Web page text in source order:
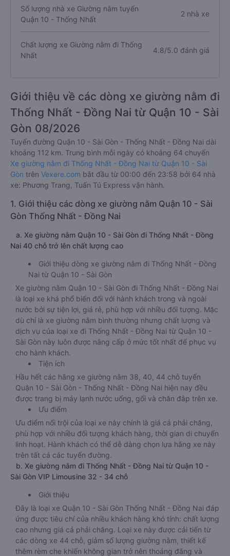
Số lượng nhà xe Giường nằm tuyến
Quận 10 - Thống Nhất
2 nhà xe
Chất lượng xe Giường nằm đi Thống
Nhất
4.8/5.0 đánh giá
Giới thiệu về các dòng xe giường nằm đi
Thống Nhất - Đồng Nai từ Quận 10 - Sài
Gòn 08/2026
Tuyến đường Quận 10 - Sài Gòn - Thống Nhất - Đồng Nai dài
khoảng 112 km. Trung bình mỗi ngày có khoảng 64 chuyến
Xe giường nằm đi Thống Nhất - Đồng Nai từ Quận 10 - Sài
Gòn trên Vexere.com bắt đầu từ 00:00 đến 23:58 bởi 64 nhà
xe: Phương Trang, Tuấn Tú Express vận hành.
1. Giới thiệu các dòng xe giường nằm Quận 10 - Sài
Gòn Thống Nhất - Đồng Nai
a. Xe giường nằm Quận 10 - Sài Gòn đi Thống Nhất - Đồng
Nai 40 chỗ trở lên chất lượng cao
Giới thiệu dòng xe giường nằm đi Thống Nhất - Đồng
Nai từ Quận 10 - Sài Gòn
Xe giường nằm Quận 10 - Sài Gòn đi Thống Nhất - Đồng Nai
là loại xe khá phổ biến đối với hành khách trong và ngoài
nước bởi sự tiện lợi, giá rẻ, phù hợp với nhiều đối tượng. Mặc
dù chỉ là xe giường nằm bình thường nhưng chất lượng và
dịch vụ của loại xe đi Thống Nhất - Đồng Nai từ Quận 10 -
Sài Gòn này luôn được nâng cấp ở mức tốt nhất để phục vụ
cho hành khách.
Tiện ích
Hầu hết các hãng xe giường nằm 38, 40, 44 chỗ tuyến
Quận 10 - Sài Gòn - Thống Nhất - Đồng Nai hiện nay đều
được trang bị máy lạnh nước uống, gối và chăn đắp trên xe.
Ưu điểm
Ưu điểm nổi trội của loại xe này chính là giá cả phải chăng,
phù hợp với nhiều đối tượng khách hàng, thời gian di chuyển
linh hoạt. Hành khách có thể dễ dàng chọn lựa hãng xe này
trên tất cả các tuyến đường.
b. Xe giường nằm đi Thống Nhất - Đồng Nai từ Quận 10 -
Sài Gòn VIP Limousine 32 - 34 chỗ
Giới thiệu
Đây là loại xe Quận 10 - Sài Gòn Thống Nhất - Đồng Nai đáp
ứng được tiêu chí của nhiều khách hàng khó tính: chất lượng
cao nhưng giá cả phải chăng. Loại xe này được cải tiến từ
các dòng xe 44 chỗ, giảm số lượng giường nằm, thiết kế
thêm rèm che khiến không gian trở nên thoáng đãng và